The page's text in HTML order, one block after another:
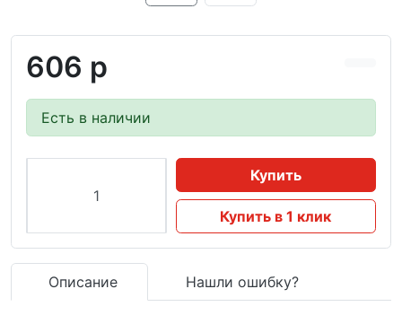
606 р
Есть в наличии
Купить
Купить в 1 клик
Описание Нашли ошибку?